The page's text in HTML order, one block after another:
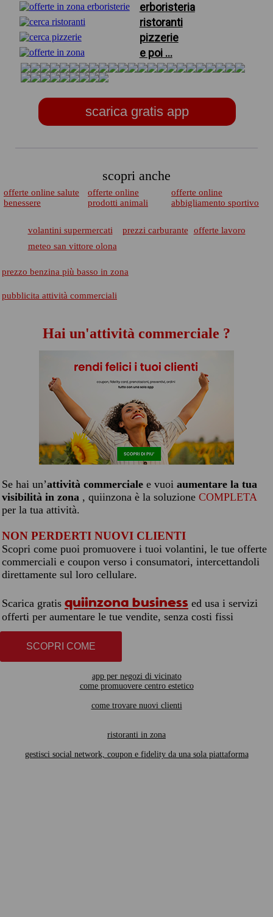
erboristeria
ristoranti
pizzerie
e poi ...
scarica gratis app
scopri anche
offerte online salute
benessere
offerte online
prodotti animali
offerte online
abbigliamento sportivo
volantini supermercati prezzi carburante
offerte lavoro
meteo san vittore olona
prezzo benzina più basso in zona
pubblicita attività commerciali
Hai un'attività commerciale ?
Se hai un’attività commerciale e vuoi aumentare la tua
visibilità in zona , quiinzona è la soluzione COMPLETA
per la tua attività.
NON PERDERTI NUOVI CLIENTI
Scopri come puoi promuovere i tuoi volantini, le tue offerte
commerciali e coupon verso i consumatori, intercettandoli
direttamente sul loro cellulare.
Scarica gratis quiinzona business ed usa i servizi
offerti per aumentare le tue vendite, senza costi fissi
SCOPRI COME
app per negozi di vicinato
come promuovere centro estetico
come trovare nuovi clienti
ristoranti in zona
gestisci social network, coupon e fidelity da una sola piattaforma